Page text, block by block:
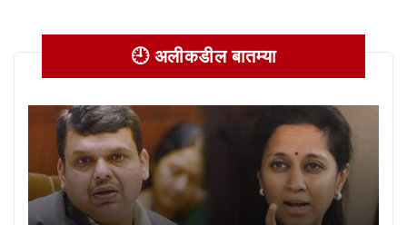
🕘 अलीकडील बातम्या